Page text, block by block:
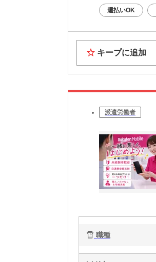
週払いOK
キープに追加
派遣労働者
職種